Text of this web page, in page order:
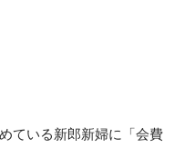
ている新郎新婦に「会費